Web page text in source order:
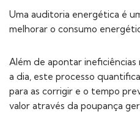
Uma auditoria energética é
melhorar o consumo
Além de apontar ineficiências
a dia, este processo
para as corrigir e o tempo
valor através da poupança